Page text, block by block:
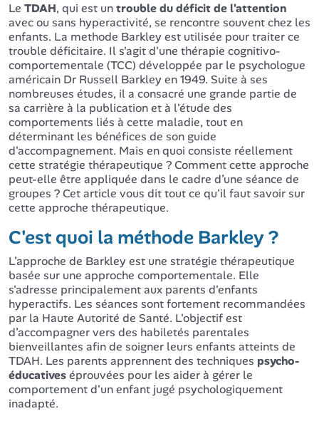
Le TDAH, qui est untrouble du déficit de l'attention
avec ou sans hyperactivité, se rencontre souvent chez les
enfants. La methode Barkley est utilisée pour traiter ce
trouble déficitaire. Il s'agit d'une thérapie cognitivo-
comportementale (TCC) développée par le psychologue
américain Dr Russell Barkley en 1949. Suite à ses
nombreuses études, il a consacré une grande partie de
sa carrière à la publication et à l'étude des
comportements liés à cette maladie, tout en
déterminant les bénéfices de son guide
d'accompagnement. Mais en quoi consiste réellement
cette stratégie thérapeutique ? Comment cette approche
peut-elle être appliquée dans le cadre d’une séance de
groupes ? Cet article vous dit tout ce qu'il faut savoir sur
cette approche thérapeutique.
C'est quoi la méthode Barkley ?
L’approche de Barkley est une stratégie thérapeutique
basée sur une approche comportementale. Elle
s'adresse principalement aux parents d'enfants
hyperactifs. Les séances sont fortement recommandées
par la Haute Autorité de Santé. L'objectif est
d’accompagner vers des habiletés parentales
bienveillantes afin de soigner leurs enfants atteints de
TDAH. Les parents apprennent des techniques psycho-
éducativeséprouvées pour les aider à gérer le
comportement d'un enfant jugé psychologiquement
inadapté.